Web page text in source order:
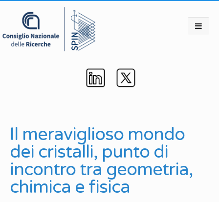
Il meraviglioso mondo
dei cristalli, punto di
incontro tra geometria,
chimica e fisica